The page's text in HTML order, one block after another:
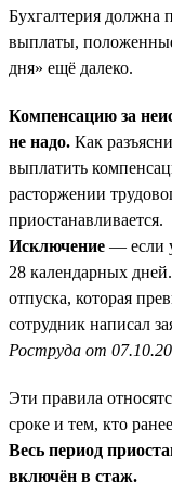
Бухгалтерия должна
выплаты,
дня» ещё далеко.
Компенсацию за
не надо. Как
выплатить
расторжении
приостанавливается.
Исключение — если
28 календарных
отпуска, которая
сотрудник написал
Роструда от
Эти правила
сроке и тем, кто
Весь период
включён в стаж.